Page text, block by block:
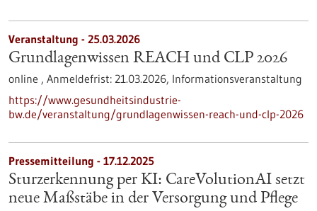
Veranstaltung - 25.03.2026
Grundlagenwissen REACH und CLP 2026
online , Anmeldefrist: 21.03.2026, Informationsveranstaltung
https://www.gesundheitsindustrie-
bw.de/veranstaltung/grundlagenwissen-reach-und-clp-2026
Pressemitteilung - 17.12.2025
Sturzerkennung per KI: CareVolutionAI setzt
neue Maßstäbe in der Versorgung und Pflege